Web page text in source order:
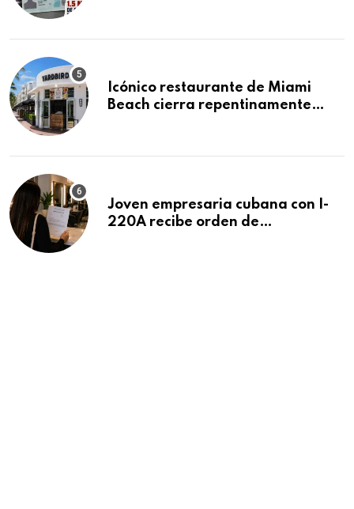
Icónico restaurante de Miami
Beach cierra repentinamente
Joven empresaria cubana con I-
220A recibe orden de